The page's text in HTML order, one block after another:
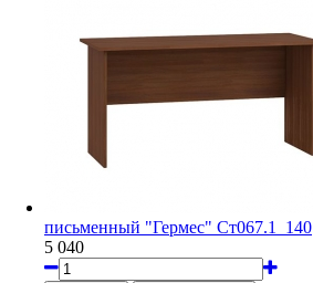
письменный "Гермес" Ст067.1_140
5 040